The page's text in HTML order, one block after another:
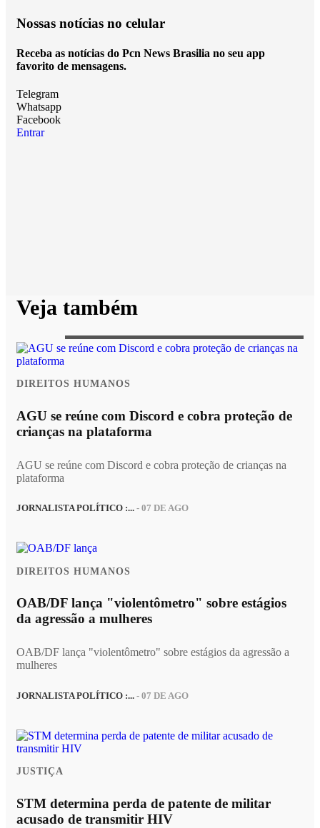
Nossas notícias no celular
Receba as notícias do Pcn News Brasilia no seu app
favorito de mensagens.
Telegram
Whatsapp
Facebook
Entrar
Veja também
DIREITOS HUMANOS
AGU se reúne com Discord e cobra proteção de
crianças na plataforma
AGU se reúne com Discord e cobra proteção de crianças na
plataforma
JORNALISTA POLÍTICO :... - 07 DE AGO
DIREITOS HUMANOS
OAB/DF lança "violentômetro" sobre estágios
da agressão a mulheres
OAB/DF lança "violentômetro" sobre estágios da agressão a
mulheres
JORNALISTA POLÍTICO :... - 07 DE AGO
JUSTIÇA
STM determina perda de patente de militar
acusado de transmitir HIV